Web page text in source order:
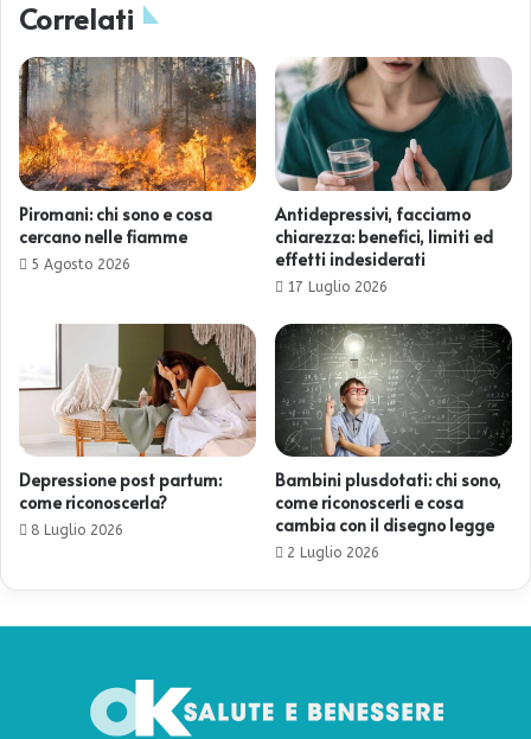
Correlati
Piromani: chi sono e cosa
cercano nelle fiamme
5 Agosto 2026
Antidepressivi, facciamo
chiarezza: benefici, limiti ed
effetti indesiderati
17 Luglio 2026
Depressione post partum:
come riconoscerla?
8 Luglio 2026
Bambini plusdotati: chi sono,
come riconoscerli e cosa
cambia con il disegno legge
2 Luglio 2026